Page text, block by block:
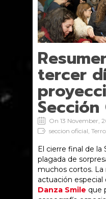
tercer
On 13 November,
seccion oficial,
El cierre final de la
plagada de
muchos cortos. La
actuación especial
Danza Smile que